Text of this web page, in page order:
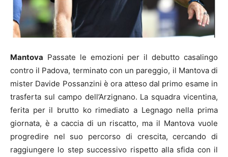
Mantova Passate le emozioni per il debutto casalingo
contro il Padova, terminato con un pareggio, il Mantova di
mister Davide Possanzini è ora atteso dal primo esame in
trasferta sul campo dell’Arzignano. La squadra vicentina,
ferita per il brutto ko rimediato a Legnago nella prima
giornata, è a caccia di un riscatto, ma il Mantova vuole
progredire nel suo percorso di crescita, cercando di
raggiungere lo step successivo rispetto alla sfida con il